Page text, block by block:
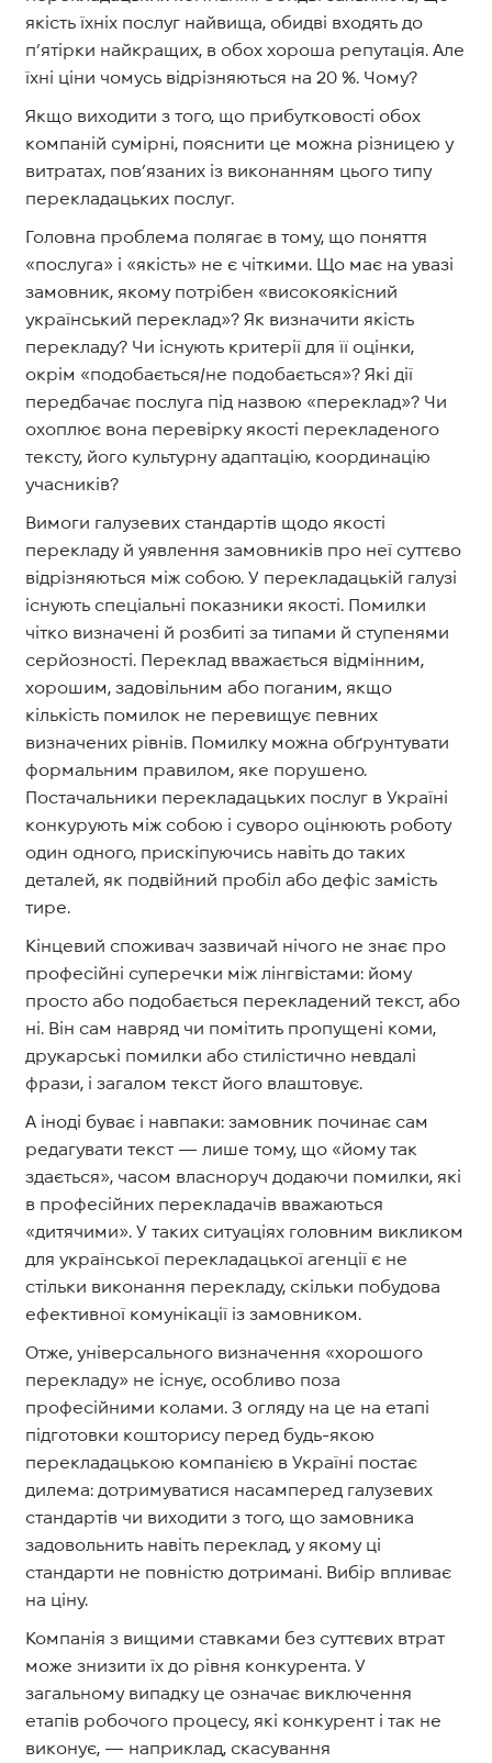
якість їхніх послуг найвища, обидві входять до
п’ятірки найкращих, в обох хороша репутація. Але
їхні ціни чомусь відрізняються на 20 %. Чому?
Якщо виходити з того, що прибутковості обох
компаній сумірні, пояснити це можна різницею у
витратах, пов’язаних із виконанням цього типу
перекладацьких послуг.
Головна проблема полягає в тому, що поняття
«послуга» і «якість» не є чіткими. Що має на увазі
замовник, якому потрібен «високоякісний
український переклад»? Як визначити якість
перекладу? Чи існують критерії для її оцінки,
окрім «подобається/не подобається»? Які дії
передбачає послуга під назвою «переклад»? Чи
охоплює вона перевірку якості перекладеного
тексту, його культурну адаптацію, координацію
учасників?
Вимоги галузевих стандартів щодо якості
перекладу й уявлення замовників про неї суттєво
відрізняються між собою. У перекладацькій галузі
існують спеціальні показники якості. Помилки
чітко визначені й розбиті за типами й ступенями
серйозності. Переклад вважається відмінним,
хорошим, задовільним або поганим, якщо
кількість помилок не перевищує певних
визначених рівнів. Помилку можна обґрунтувати
формальним правилом, яке порушено.
Постачальники перекладацьких послуг в Україні
конкурують між собою і суворо оцінюють роботу
один одного, прискіпуючись навіть до таких
деталей, як подвійний пробіл або дефіс замість
тире.
Кінцевий споживач зазвичай нічого не знає про
професійні суперечки між лінгвістами: йому
просто або подобається перекладений текст, або
ні. Він сам навряд чи помітить пропущені коми,
друкарські помилки або стилістично невдалі
фрази, і загалом текст його влаштовує.
А іноді буває і навпаки: замовник починає сам
редагувати текст — лише тому, що «йому так
здається», часом власноруч додаючи помилки, які
в професійних перекладачів вважаються
«дитячими». У таких ситуаціях головним викликом
для української перекладацької агенції є не
стільки виконання перекладу, скільки побудова
ефективної комунікації із замовником.
Отже, універсального визначення «хорошого
перекладу» не існує, особливо поза
професійними колами. З огляду на це на етапі
підготовки кошторису перед будь-якою
перекладацькою компанією в Україні постає
дилема: дотримуватися насамперед галузевих
стандартів чи виходити з того, що замовника
задовольнить навіть переклад, у якому ці
стандарти не повністю дотримані. Вибір впливає
на ціну.
Компанія з вищими ставками без суттєвих втрат
може знизити їх до рівня конкурента. У
загальному випадку це означає виключення
етапів робочого процесу, які конкурент і так не
виконує, — наприклад, скасування